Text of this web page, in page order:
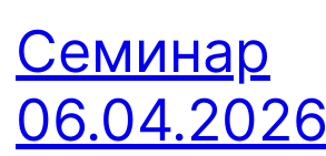
Семинар
06.04.2026